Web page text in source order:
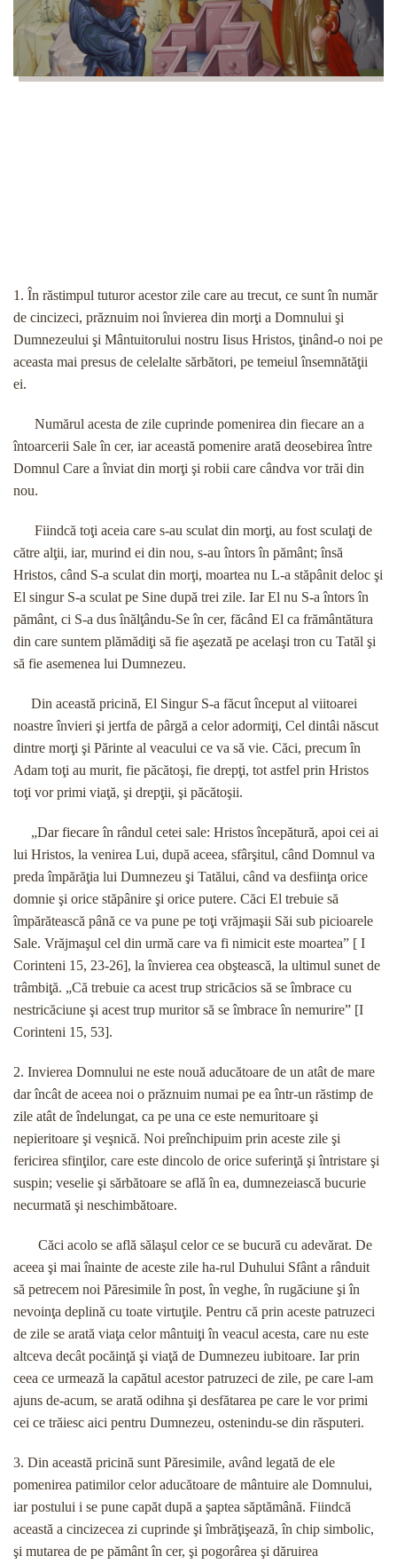
1. În răstimpul tuturor acestor zile care au trecut, ce sunt în număr
de cincizeci, prăznuim noi învierea din morţi a Domnului şi
Dumnezeului şi Mântuitorului nostru Iisus Hristos, ţinând-o noi pe
aceasta mai presus de celelalte sărbători, pe temeiul însemnătăţii
ei.
Numărul acesta de zile cuprinde pomenirea din fiecare an a
întoarcerii Sale în cer, iar această pomenire arată deosebirea între
Domnul Care a înviat din morţi şi robii care cândva vor trăi din
nou.
Fiindcă toţi aceia care s-au sculat din morţi, au fost sculaţi de
către alţii, iar, murind ei din nou, s-au întors în pământ; însă
Hristos, când S-a sculat din morţi, moartea nu L-a stăpânit deloc şi
El singur S-a sculat pe Sine după trei zile. Iar El nu S-a întors în
pământ, ci S-a dus înălţându-Se în cer, făcând El ca frământătura
din care suntem plămădiţi să fie aşezată pe acelaşi tron cu Tatăl şi
să fie asemenea lui Dumnezeu.
Din această pricină, El Singur S-a făcut început al viitoarei
noastre învieri şi jertfa de pârgă a celor adormiţi, Cel dintâi născut
dintre morţi şi Părinte al veacului ce va să vie. Căci, precum în
Adam toţi au murit, fie păcătoşi, fie drepţi, tot astfel prin Hristos
toţi vor primi viaţă, şi drepţii, şi păcătoşii.
„Dar fiecare în rândul cetei sale: Hristos începătură, apoi cei ai
lui Hristos, la venirea Lui, după aceea, sfârşitul, când Domnul va
preda împărăţia lui Dumnezeu şi Tatălui, când va desfiinţa orice
domnie şi orice stăpânire şi orice putere. Căci El trebuie să
împărătească până ce va pune pe toţi vrăjmaşii Săi sub picioarele
Sale. Vrăjmaşul cel din urmă care va fi nimicit este moartea” [ I
Corinteni 15, 23-26], la învierea cea obştească, la ultimul sunet de
trâmbiţă. „Că trebuie ca acest trup stricăcios să se îmbrace cu
nestricăciune şi acest trup muritor să se îmbrace în nemurire” [I
Corinteni 15, 53].
2. Invierea Domnului ne este nouă aducătoare de un atât de mare
dar încât de aceea noi o prăznuim numai pe ea într-un răstimp de
zile atât de îndelungat, ca pe una ce este nemuritoare şi
nepieritoare şi veşnică. Noi preînchipuim prin aceste zile şi
fericirea sfinţilor, care este dincolo de orice suferinţă şi întristare şi
suspin; veselie şi sărbătoare se află în ea, dumnezeiască bucurie
necurmată şi neschimbătoare.
Căci acolo se află sălaşul celor ce se bucură cu adevărat. De
aceea şi mai înainte de aceste zile ha-rul Duhului Sfânt a rânduit
să petrecem noi Păresimile în post, în veghe, în rugăciune şi în
nevoinţa deplină cu toate virtuţile. Pentru că prin aceste patruzeci
de zile se arată viaţa celor mântuiţi în veacul acesta, care nu este
altceva decât pocăinţă şi viaţă de Dumnezeu iubitoare. Iar prin
ceea ce urmează la capătul acestor patruzeci de zile, pe care l-am
ajuns de-acum, se arată odihna şi desfătarea pe care le vor primi
cei ce trăiesc aici pentru Dumnezeu, ostenindu-se din răsputeri.
3. Din această pricină sunt Păresimile, având legată de ele
pomenirea patimilor celor aducătoare de mântuire ale Domnului,
iar postului i se pune capăt după a şaptea săptămână. Fiindcă
această a cincizecea zi cuprinde şi îmbrăţişează, în chip simbolic,
şi mutarea de pe pământ în cer, şi pogorârea şi dăruirea